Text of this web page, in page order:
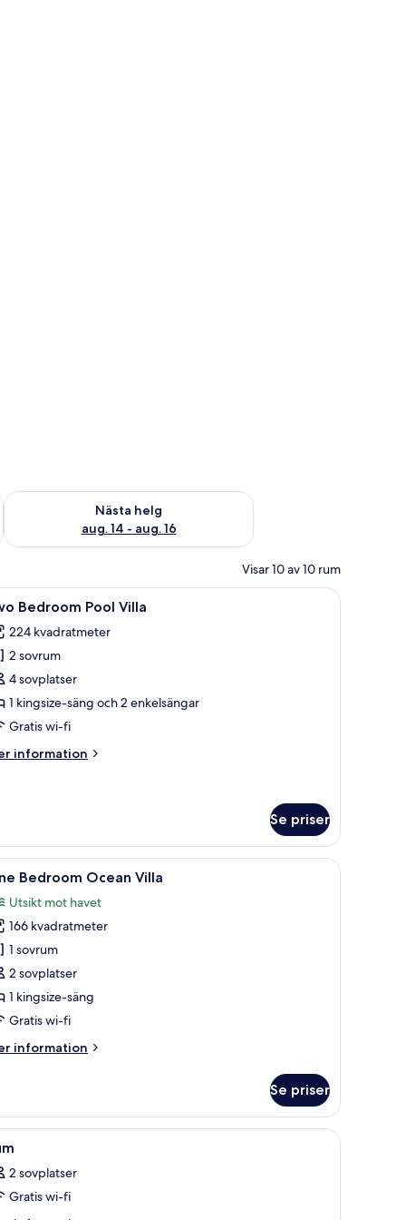
aug. 7 - aug. 9
Nästa helg
aug. 14 - aug. 16
Kontrollera tillgängligheten för nästa helg aug. 14 - aug. 16
Visar 10 av 10 rum
en platt-TV som är monterad på väggen och utsikt över havet genom
En pool med en vit vägg och en
32 Bedroom Pool Villa
224 kvadratmeter
2 sovrum
4 sovplatser
1 kingsize-säng och 2 enkelsängar
Gratis wi-fi
information
Se priser
Ett modernt hotellrum med en stor säng,
20Bedroom Ocean Villa
Utsikt mot havet
166 kvadratmeter
1 sovrum
2 sovplatser
1 kingsize-säng
Gratis wi-fi
information
Se priser
och utsikt över solnedgången. Sängtillbehör av högsta kvalitet och minibar
10
2 sovplatser
Gratis wi-fi